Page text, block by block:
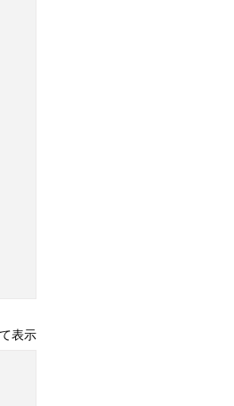
表示